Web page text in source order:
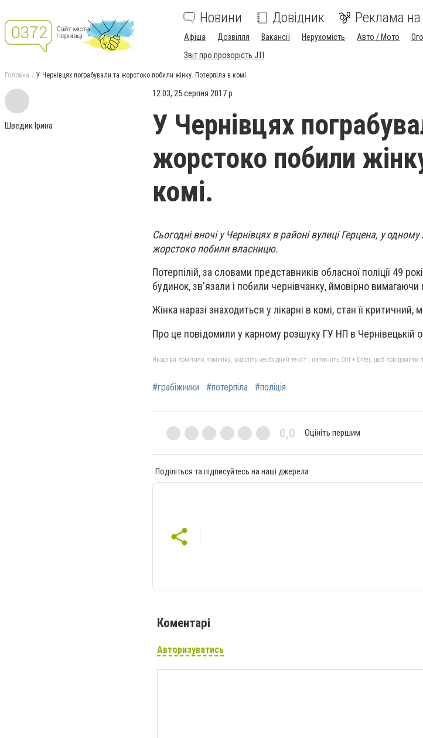
Новини Довідник Реклама на
Афіша Дозвілля Вакансії Нерухомість Авто / Мото
Звіт про прозорість JTI
Головна У Чернівцях пограбували та жорстоко побили жінку. Потерпіла в комі.
Шведик Ірина
12:03, 25 серпня 2017 р.
У Чернівцях
жорстоко побили
комі.
Сьогодні вночі у Чернівцях в районі вулиці Герцена, у
жорстоко побили власницю.
Потерпілій, за словами представників обласної поліції 49
будинок, зв'язали і побили чернівчанку, ймовірно вимагаючи
Жінка наразі знаходиться у лікарні в комі, стан її
Про це повідомили у карному розшуку ГУ НП в Чернівецькій
Якщо ви помітили помилку, виділіть необхідний текст і натисніть Ctrl + Enter, щоб повідомити
#грабіжники #потерпіла #поліція
0,0 Оцініть першим
Поділіться та підписуйтесь на наші джерела
Коментарі
Авторизуватись